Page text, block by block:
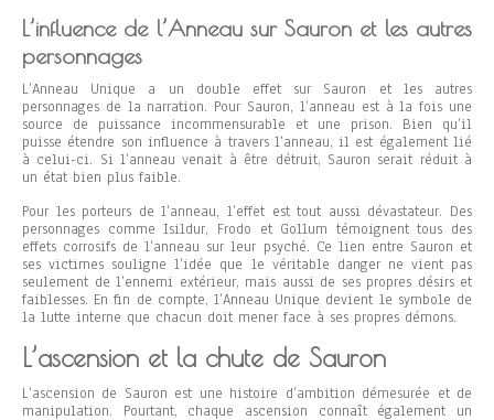
L’influence de l’Anneau sur Sauron et les autres
personnages
L’Anneau Unique a un double effet sur Sauron et les autres
personnages de la narration. Pour Sauron, l’anneau est à la fois une
source de puissance incommensurable et une prison. Bien qu’il
puisse étendre son influence à travers l’anneau, il est également lié
à celui-ci. Si l’anneau venait à être détruit, Sauron serait réduit à
un état bien plus faible.
Pour les porteurs de l’anneau, l’effet est tout aussi dévastateur. Des
personnages comme Isildur, Frodo et Gollum témoignent tous des
effets corrosifs de l’anneau sur leur psyché. Ce lien entre Sauron et
ses victimes souligne l’idée que le véritable danger ne vient pas
seulement de l’ennemi extérieur, mais aussi de ses propres désirs et
faiblesses. En fin de compte, l’Anneau Unique devient le symbole de
la lutte interne que chacun doit mener face à ses propres démons.
L’ascension et la chute de Sauron
L’ascension de Sauron est une histoire d’ambition démesurée et de
manipulation. Pourtant, chaque ascension connaît également un